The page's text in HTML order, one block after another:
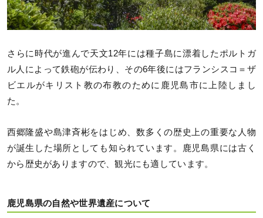
さらに時代が進んで天文12年には種子島に漂着したポルトガ
ル人によって鉄砲が伝わり、その6年後にはフランシスコ＝ザ
ビエルがキリスト教の布教のために鹿児島市に上陸しまし
た。
西郷隆盛や島津斉彬をはじめ、数多くの歴史上の重要な人物
が誕生した場所としても知られています。鹿児島県には古く
から歴史がありますので、観光にも適しています。
鹿児島県の自然や世界遺産について